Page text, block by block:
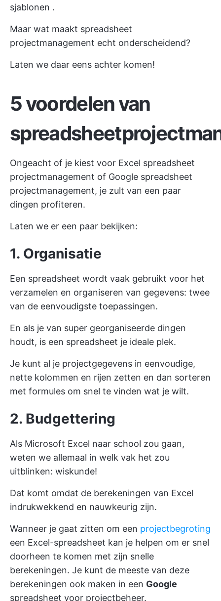
sjablonen .
Maar wat maakt spreadsheet
projectmanagement echt onderscheidend?
Laten we daar eens achter komen!
5 voordelen van
Ongeacht of je kiest voor Excel spreadsheet
projectmanagement of Google spreadsheet
projectmanagement, je zult van een paar
dingen profiteren.
Laten we er een paar bekijken:
1. Organisatie
Een spreadsheet wordt vaak gebruikt voor het
verzamelen en organiseren van gegevens: twee
van de eenvoudigste toepassingen.
En als je van super georganiseerde dingen
houdt, is een spreadsheet je ideale plek.
Je kunt al je projectgegevens in eenvoudige,
nette kolommen en rijen zetten en dan sorteren
met formules om snel te vinden wat je wilt.
2. Budgettering
Als Microsoft Excel naar school zou gaan,
weten we allemaal in welk vak het zou
uitblinken: wiskunde!
Dat komt omdat de berekeningen van Excel
indrukwekkend en nauwkeurig zijn.
Wanneer je gaat zitten om een projectbegroting
een Excel-spreadsheet kan je helpen om er snel
doorheen te komen met zijn snelle
berekeningen. Je kunt de meeste van deze
berekeningen ook maken in een Google
spreadsheet voor projectbeheer.